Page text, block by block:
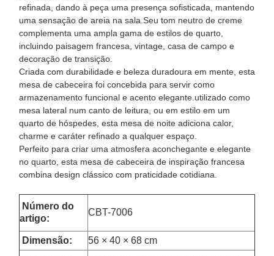
refinada, dando à peça uma presença sofisticada, mantendo
uma sensação de areia na sala.Seu tom neutro de creme
complementa uma ampla gama de estilos de quarto,
incluindo paisagem francesa, vintage, casa de campo e
decoração de transição.
Criada com durabilidade e beleza duradoura em mente, esta
mesa de cabeceira foi concebida para servir como
armazenamento funcional e acento elegante.utilizado como
mesa lateral num canto de leitura, ou em estilo em um
quarto de hóspedes, esta mesa de noite adiciona calor,
charme e caráter refinado a qualquer espaço.
Perfeito para criar uma atmosfera aconchegante e elegante
no quarto, esta mesa de cabeceira de inspiração francesa
combina design clássico com praticidade cotidiana.
Número do
artigo:
CBT-7006
Dimensão: 56 × 40 × 68 cm